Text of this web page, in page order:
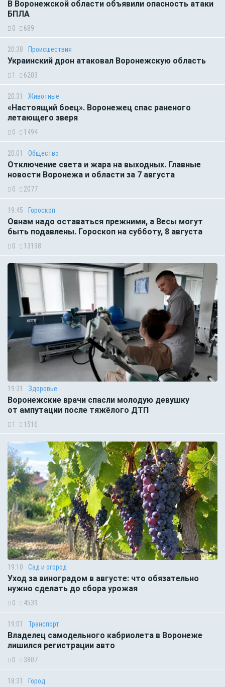
В Воронежской области объявили опасность атаки
БПЛА
0 689
20:38 Происшествия
Украинский дрон атаковал Воронежскую область
1 6203
20:31 Животные
«Настоящий боец». Воронежец спас раненого
летающего зверя
0 1494
20:01 Общество
Отключение света и жара на выходных. Главные
новости Воронежа и области за 7 августа
0 2077
19:45 Гороскоп
Овнам надо оставаться прежними, а Весы могут
быть подавлены. Гороскоп на субботу, 8 августа
0 13198
19:31 Здоровье
Воронежские врачи спасли молодую девушку
от ампутации после тяжёлого ДТП
1 1516
19:10 Сад и огород
Уход за виноградом в августе: что обязательно
нужно сделать до сбора урожая
0 4539
19:01 Транспорт
Владелец самодельного кабриолета в Воронеже
лишился регистрации авто
0 3807
18:31 Город